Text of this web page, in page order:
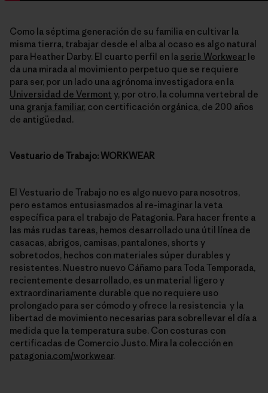
Como la séptima generación de su familia en cultivar la
misma tierra, trabajar desde el alba al ocaso es algo natural
para Heather Darby. El cuarto perfil en la serie Workwear le
da una mirada al movimiento perpetuo que se requiere
para ser, por un lado una agrónoma investigadora en la
Universidad de Vermont y, por otro, la columna vertebral de
una granja familiar, con certificación orgánica, de 200 años
de antigüedad.
Vestuario de Trabajo: WORKWEAR
El Vestuario de Trabajo no es algo nuevo para nosotros,
pero estamos entusiasmados al re-imaginar la veta
específica para el trabajo de Patagonia. Para hacer frente a
las más rudas tareas, hemos desarrollado una útil línea de
casacas, abrigos, camisas, pantalones, shorts y
sobretodos, hechos con materiales súper durables y
resistentes. Nuestro nuevo Cáñamo para Toda Temporada,
recientemente desarrollado, es un material ligero y
extraordinariamente durable que no requiere uso
prolongado para ser cómodo y ofrece la resistencia y la
libertad de movimiento necesarias para sobrellevar el día a
medida que la temperatura sube. Con costuras con
certificadas de Comercio Justo. Mira la colección en
patagonia.com/workwear.